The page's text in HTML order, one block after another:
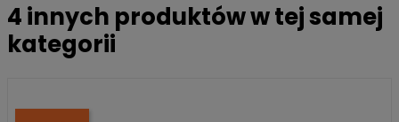
4 innych produktów w tej samej
kategorii